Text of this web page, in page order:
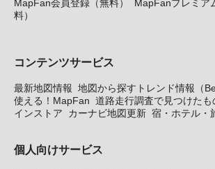
MapFan会員登録（無料）
MapFanプレミア
料）
コンテンツサービス
最新地図情報 地図から探すトレンド情報（
使える！MapFan 道路走行調査で見つけたも
インストア
カーナビ地図更新 宿・ホテル・
個人向けサービス